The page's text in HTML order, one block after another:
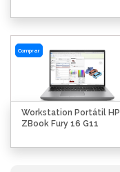
Comprar
Workstation Portátil HP
ZBook Fury 16 G11